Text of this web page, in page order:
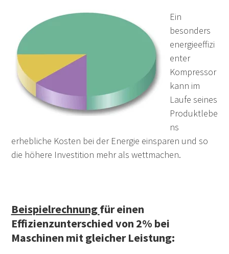
Ein
besonders
energieeffizi
enter
Kompressor
kann im
Laufe seines
Produktlebe
ns
erhebliche Kosten bei der Energie einsparen und so
die höhere Investition mehr als wettmachen.
Beispielrechnungfür einen
Effizienzunterschied von 2% bei
Maschinen mit gleicher Leistung: